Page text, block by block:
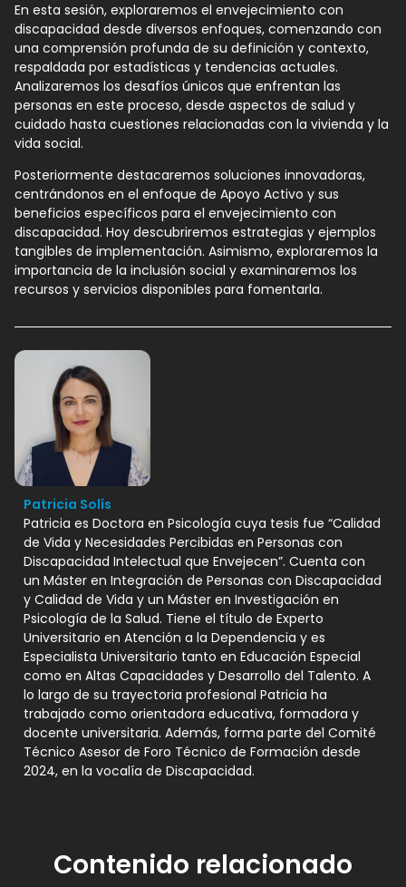
En esta sesión, exploraremos el envejecimiento con
discapacidad desde diversos enfoques, comenzando con
una comprensión profunda de su definición y contexto,
respaldada por estadísticas y tendencias actuales.
Analizaremos los desafíos únicos que enfrentan las
personas en este proceso, desde aspectos de salud y
cuidado hasta cuestiones relacionadas con la vivienda y la
vida social.
Posteriormente destacaremos soluciones innovadoras,
centrándonos en el enfoque de Apoyo Activo y sus
beneficios específicos para el envejecimiento con
discapacidad. Hoy descubriremos estrategias y ejemplos
tangibles de implementación. Asimismo, exploraremos la
importancia de la inclusión social y examinaremos los
recursos y servicios disponibles para fomentarla.
Patricia Solís
Patricia es Doctora en Psicología cuya tesis fue “Calidad
de Vida y Necesidades Percibidas en Personas con
Discapacidad Intelectual que Envejecen”. Cuenta con
un Máster en Integración de Personas con Discapacidad
y Calidad de Vida y un Máster en Investigación en
Psicología de la Salud. Tiene el título de Experto
Universitario en Atención a la Dependencia y es
Especialista Universitario tanto en Educación Especial
como en Altas Capacidades y Desarrollo del Talento. A
lo largo de su trayectoria profesional Patricia ha
trabajado como orientadora educativa, formadora y
docente universitaria. Además, forma parte del Comité
Técnico Asesor de Foro Técnico de Formación desde
2024, en la vocalía de Discapacidad.
Contenido relacionado